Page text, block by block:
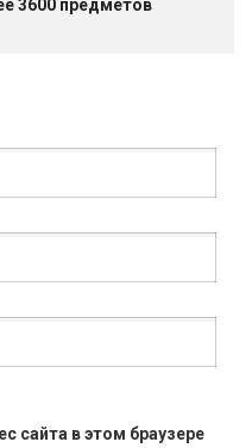
3600 предметов
сайта в этом браузере